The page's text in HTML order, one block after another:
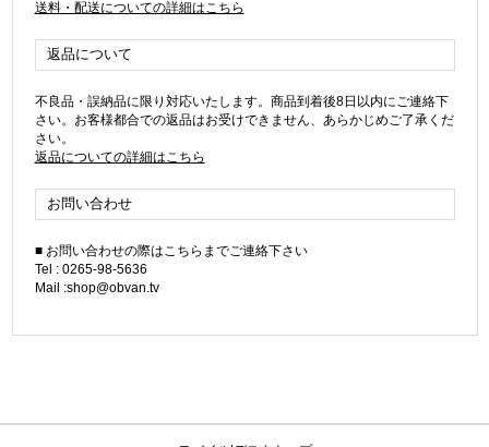
送料・配送についての詳細はこちら
返品について
不良品・誤納品に限り対応いたします。商品到着後8日以内にご連絡下
さい。お客様都合での返品はお受けできません、あらかじめご了承くだ
さい。
返品についての詳細はこちら
お問い合わせ
■ お問い合わせの際はこちらまでご連絡下さい
Tel : 0265-98-5636
Mail :shop@obvan.tv